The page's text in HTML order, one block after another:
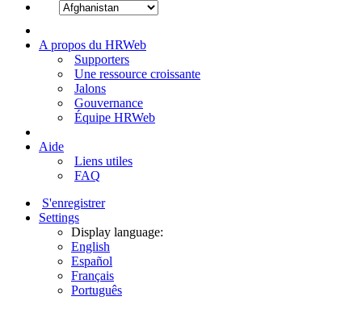
A propos du HRWeb
Supporters
Une ressource croissante
Jalons
Gouvernance
Équipe HRWeb
Aide
Liens utiles
FAQ
S'enregistrer
Settings
Display language:
English
Español
Français
Português